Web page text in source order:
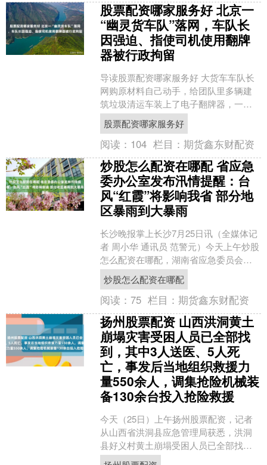
股票配资哪家服务好 北京一
“幽灵货车队”落网，车队长
因强迫、指使司机使用翻牌
器被行政拘留
导读股票配资哪家服务好 大货车车队长
网购原材料自己动手，给团队里多辆建
筑垃圾清运车装上了电子翻牌器，一个
按钮按下去，闯灯、超速驾驶变得毫无
顾忌。7月24日，北京....
股票配资哪家服务好
阅读： 104 栏目：期货鑫东财配资
炒股怎么配资在哪配 省应急
委办公室发布汛情提醒：台
风“红霞”将影响我省 部分地
区暴雨到大暴雨
长沙晚报掌上长沙7月25日讯（全媒体记
者 周小华 通讯员 范警元）今天上午炒股
怎么配资在哪配，湖南省应急委员会办
公室发布汛情提醒，台风“红霞”26日至27
日影响....
炒股怎么配资在哪配
阅读：75 栏目：期货鑫东财配资
扬州股票配资 山西洪洞黄土
崩塌灾害受困人员已全部找
到，其中3人送医、5人死
亡，事发后当地组织救援力
量550余人，调集抢险机械装
备130余台投入抢险救援
今天（25日）上午扬州股票配资，记者
从山西省洪洞县应急管理局获悉，洪洞
县好义村黄土崩塌受困人员已全部找
到。其中，3人送医救治，生命体征平